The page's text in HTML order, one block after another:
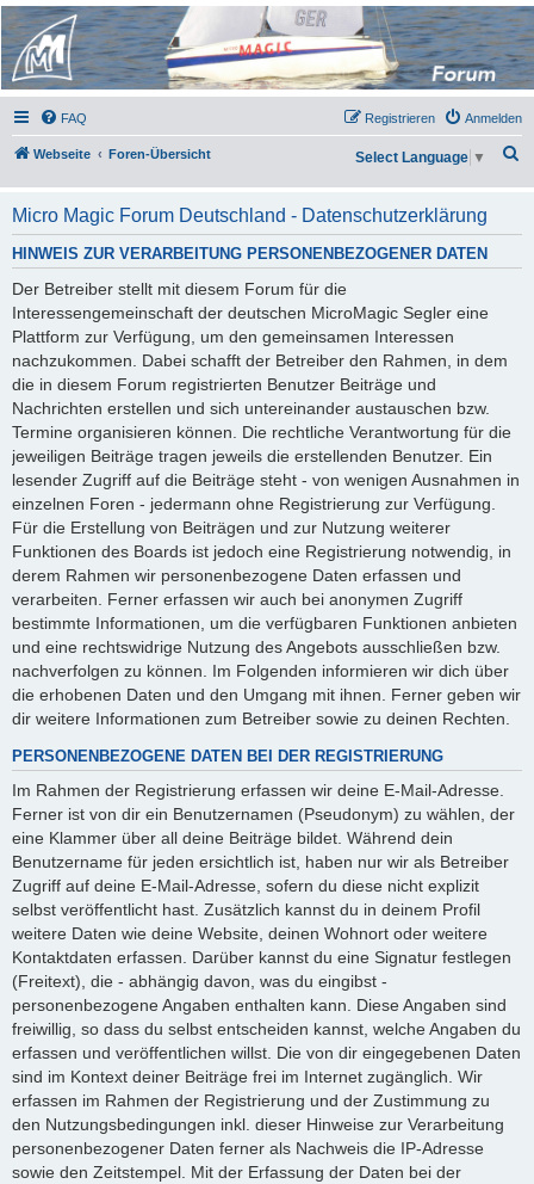
Micro Magic Forum
Deutschland
FAQ Anmelden
Registrieren
Webseite Foren-Übersicht
h
e
Select Language ▼
Micro Magic Forum Deutschland - Datenschutzerklärung
HINWEIS ZUR VERARBEITUNG PERSONENBEZOGENER DATEN
Der Betreiber stellt mit diesem Forum für die
Interessengemeinschaft der deutschen MicroMagic Segler eine
Plattform zur Verfügung, um den gemeinsamen Interessen
nachzukommen. Dabei schafft der Betreiber den Rahmen, in dem
die in diesem Forum registrierten Benutzer Beiträge und
Nachrichten erstellen und sich untereinander austauschen bzw.
Termine organisieren können. Die rechtliche Verantwortung für die
jeweiligen Beiträge tragen jeweils die erstellenden Benutzer. Ein
lesender Zugriff auf die Beiträge steht - von wenigen Ausnahmen in
einzelnen Foren - jedermann ohne Registrierung zur Verfügung.
Für die Erstellung von Beiträgen und zur Nutzung weiterer
Funktionen des Boards ist jedoch eine Registrierung notwendig, in
derem Rahmen wir personenbezogene Daten erfassen und
verarbeiten. Ferner erfassen wir auch bei anonymen Zugriff
bestimmte Informationen, um die verfügbaren Funktionen anbieten
und eine rechtswidrige Nutzung des Angebots ausschließen bzw.
nachverfolgen zu können. Im Folgenden informieren wir dich über
die erhobenen Daten und den Umgang mit ihnen. Ferner geben wir
dir weitere Informationen zum Betreiber sowie zu deinen Rechten.
PERSONENBEZOGENE DATEN BEI DER REGISTRIERUNG
Im Rahmen der Registrierung erfassen wir deine E-Mail-Adresse.
Ferner ist von dir ein Benutzernamen (Pseudonym) zu wählen, der
eine Klammer über all deine Beiträge bildet. Während dein
Benutzername für jeden ersichtlich ist, haben nur wir als Betreiber
Zugriff auf deine E-Mail-Adresse, sofern du diese nicht explizit
selbst veröffentlicht hast. Zusätzlich kannst du in deinem Profil
weitere Daten wie deine Website, deinen Wohnort oder weitere
Kontaktdaten erfassen. Darüber kannst du eine Signatur festlegen
(Freitext), die - abhängig davon, was du eingibst -
personenbezogene Angaben enthalten kann. Diese Angaben sind
freiwillig, so dass du selbst entscheiden kannst, welche Angaben du
erfassen und veröffentlichen willst. Die von dir eingegebenen Daten
sind im Kontext deiner Beiträge frei im Internet zugänglich. Wir
erfassen im Rahmen der Registrierung und der Zustimmung zu
den Nutzungsbedingungen inkl. dieser Hinweise zur Verarbeitung
personenbezogener Daten ferner als Nachweis die IP-Adresse
sowie den Zeitstempel. Mit der Erfassung der Daten bei der